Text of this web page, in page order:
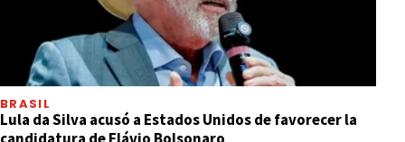
BRASIL
Lula da Silva acusó a Estados Unidos de favorecer la